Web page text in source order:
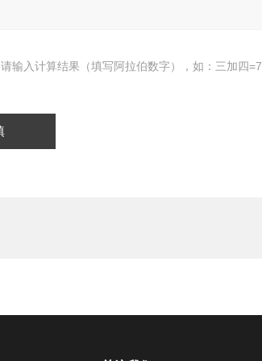
请输入计算结果（填写阿拉伯数字），如：三加四=7